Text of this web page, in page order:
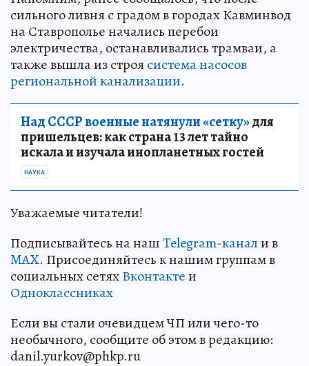
сильного ливня с градом в городах Кавминвод
на Ставрополье начались перебои
электричества, останавливались трамваи, а
также вышла из строясистема насосов
региональной канализации.
Над СССР военные натянули «сетку»для
пришельцев: как страна 13 лет тайно
искала и изучала инопланетных гостей
НАУКА
Уважаемые читатели!
Подписывайтесь на нашTelegram-канали в
MAX. Присоединяйтесь к нашим группам в
социальных сетяхВконтактеи
Одноклассниках
Если вы стали очевидцем ЧП или чего-то
необычного, сообщите об этом в редакцию:
danil.yurkov@phkp.ru